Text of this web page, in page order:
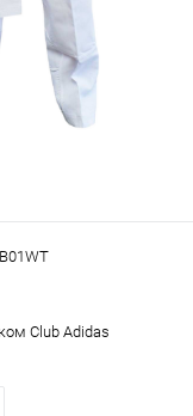
Club Adidas